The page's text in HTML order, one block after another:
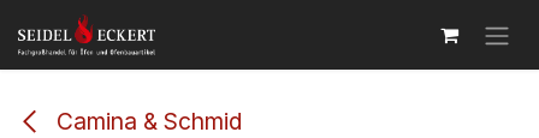
Zum Inhalt springen
Camina & Schmid